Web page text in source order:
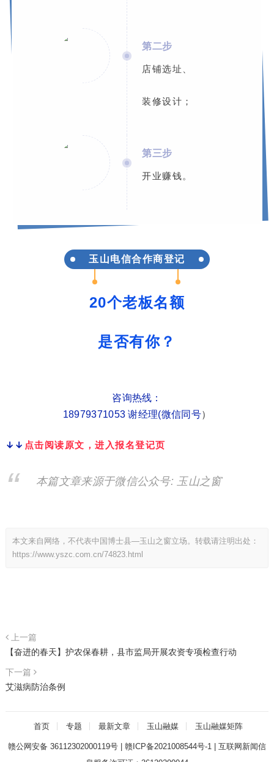
第二步
店铺选址、
装修设计；
第三步
开业赚钱。
玉山电信合作商登记
20个老板名额
是否有你？
咨询热线：
18979371053 谢经理(微信同号）
↓↓ 点击阅读原文，进入报名登记页
本篇文章来源于微信公众号: 玉山之窗
本文来自网络，不代表中国博士县—玉山之窗立场。转载请注明出处：
https://www.yszc.com.cn/74823.html
上一篇
【奋进的春天】护农保春耕，县市监局开展农资专项检查行动
下一篇
艾滋病防治条例
首页 专题 最新文章 玉山融媒 玉山融媒矩阵
赣公网安备 36112302000119号| 赣ICP备2021008544号-1| 互联网新闻信